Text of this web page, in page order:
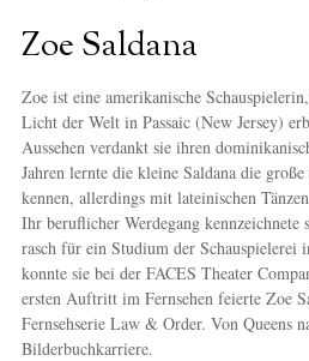
Zoe Saldana
Zoe ist eine amerikanische
Licht der Welt in Passaic (New Jersey)
Aussehen verdankt sie ihren
Jahren lernte die kleine Saldana die
kennen, allerdings mit lateinischen
Ihr beruflicher Werdegang kennzeichnete
rasch für ein Studium der
konnte sie bei der FACES Theater
ersten Auftritt im Fernsehen feierte Zoe
Fernsehserie Law & Order. Von Queens
Bilderbuchkarriere.